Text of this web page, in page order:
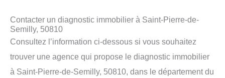
Contacter un diagnostic immobilier à Saint-Pierre-de-
Semilly, 50810
Consultez l’information ci-dessous si vous souhaitez
trouver une agence qui propose le diagnostic immobilier
à Saint-Pierre-de-Semilly, 50810, dans le département du